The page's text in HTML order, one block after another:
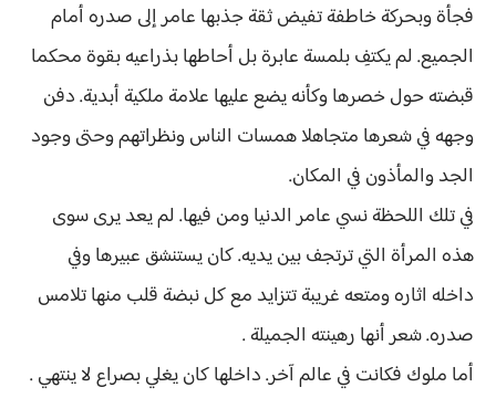
فجأة وبحركة خاطفة تفيض ثقة جذبها عامر إلى صدره أمام
الجميع. لم يكتفِ بلمسة عابرة بل أحاطها بذراعيه بقوة محكما
قبضته حول خصرها وكأنه يضع عليها علامة ملكية أبدية. دفن
وجهه في شعرها متجاهلا همسات الناس ونظراتهم وحتى وجود
الجد والمأذون في المكان.
في تلك اللحظة نسي عامر الدنيا ومن فيها. لم يعد يرى سوى
هذه المرأة التي ترتجف بين يديه. كان يستنشق عبيرها وفي
داخله اثاره ومتعه غريبة تتزايد مع كل نبضة قلب منها تلامس
صدره. شعر أنها رهينته الجميلة .
أما ملوك فكانت في عالم آخر. داخلها كان يغلي بصراع لا ينتهي .